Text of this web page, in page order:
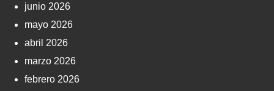
junio 2026
mayo 2026
abril 2026
marzo 2026
febrero 2026